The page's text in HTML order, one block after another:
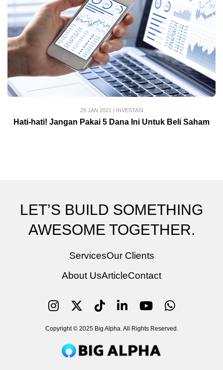
29 JAN 2021 | INVESTASI
Hati-hati! Jangan Pakai 5 Dana Ini Untuk Beli Saham
LET’S BUILD SOMETHING
AWESOME TOGETHER.
ServicesOur Clients
About UsArticleContact
Copyright © 2025 Big Alpha. All Rights Reserved.